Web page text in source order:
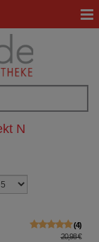
N
4
20,98 €